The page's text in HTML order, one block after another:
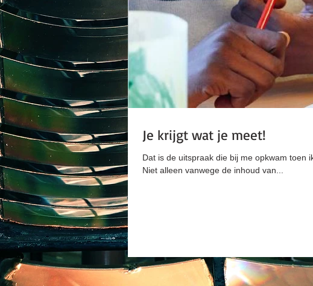
Je krijgt wat je meet!
Dat is de uitspraak die bij me opkwam toen
Niet alleen vanwege de inhoud van...